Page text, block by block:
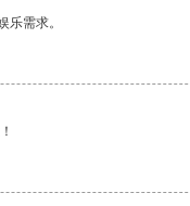
需求。